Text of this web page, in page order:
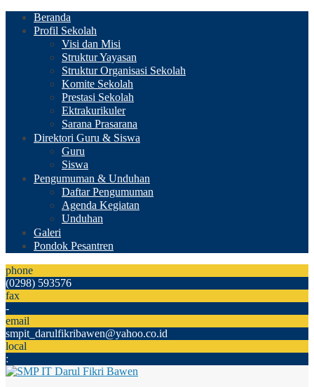
Beranda
Profil Sekolah
Visi dan Misi
Struktur Yayasan
Struktur Organisasi Sekolah
Komite Sekolah
Prestasi Sekolah
Ektrakurikuler
Sarana Prasarana
Direktori Guru & Siswa
Guru
Siswa
Pengumuman & Unduhan
Daftar Pengumuman
Agenda Kegiatan
Unduhan
Galeri
Pondok Pesantren
phone
(0298) 593576
fax
-
email
smpit_darulfikribawen@yahoo.co.id
local
: